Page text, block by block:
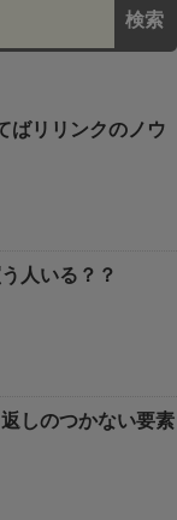
ばリリンクのノウ
人いる？？
しのつかない要素